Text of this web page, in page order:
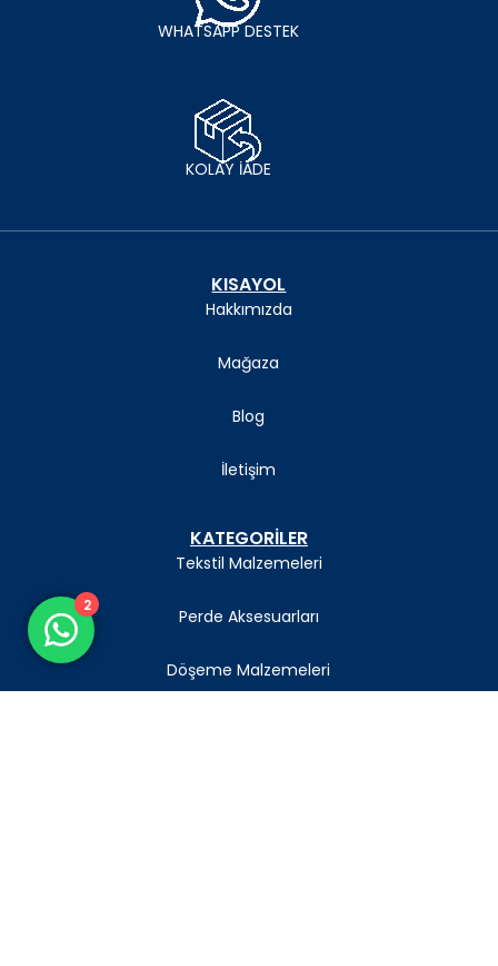
WHATSAPP DESTEK
KOLAY İADE
KISAYOL
Hakkımızda
Mağaza
Blog
İletişim
KATEGORİLER
Tekstil Malzemeleri
Perde Aksesuarları
Döşeme Malzemeleri
2